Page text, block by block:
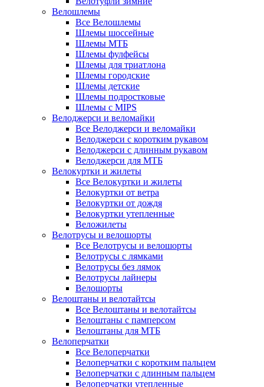
Велошлемы
Все Велошлемы
Шлемы шоссейные
Шлемы МТБ
Шлемы фулфейсы
Шлемы для триатлона
Шлемы городские
Шлемы детские
Шлемы подростковые
Шлемы с MIPS
Велоджерси и веломайки
Все Велоджерси и веломайки
Велоджерси с коротким рукавом
Велоджерси с длинным рукавом
Велоджерси для МТБ
Велокуртки и жилеты
Все Велокуртки и жилеты
Велокуртки от ветра
Велокуртки от дождя
Велокуртки утепленные
Веложилеты
Велотрусы и велошорты
Все Велотрусы и велошорты
Велотрусы с лямками
Велотрусы без лямок
Велотрусы лайнеры
Велошорты
Велоштаны и велотайтсы
Все Велоштаны и велотайтсы
Велоштаны с памперсом
Велоштаны для МТБ
Велоперчатки
Все Велоперчатки
Велоперчатки с коротким пальцем
Велоперчатки с длинным пальцем
Велоперчатки утепленные